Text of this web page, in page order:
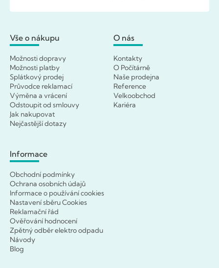
Vše o nákupu
Možnosti dopravy
Možnosti platby
Splátkový prodej
Průvodce reklamací
Výměna a vrácení
Odstoupit od smlouvy
Jak nakupovat
Nejčastější dotazy
O nás
Kontakty
O Počítárně
Naše prodejna
Reference
Velkoobchod
Kariéra
Informace
Obchodní podmínky
Ochrana osobních údajů
Informace o používání cookies
Nastavení sběru Cookies
Reklamační řád
Ověřování hodnocení
Zpětný odběr elektro odpadu
Návody
Blog